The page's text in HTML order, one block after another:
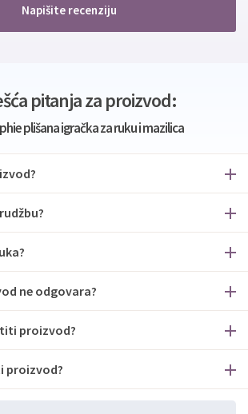
Napišite recenziju
pitanja za proizvod:
plišana igračka za ruku i mazilica
ne odgovara?
proizvod?
proizvod?